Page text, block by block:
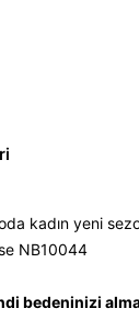
kadın yeni
NB10044
bedeninizi